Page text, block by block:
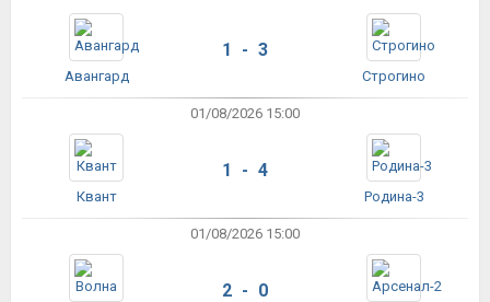
Авангард
1 - 3
Строгино
01/08/2026 15:00
Квант
1 - 4
Родина-3
01/08/2026 15:00
2 - 0